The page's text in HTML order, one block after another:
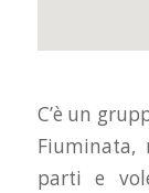
C’è un
Fiuminata,
parti e